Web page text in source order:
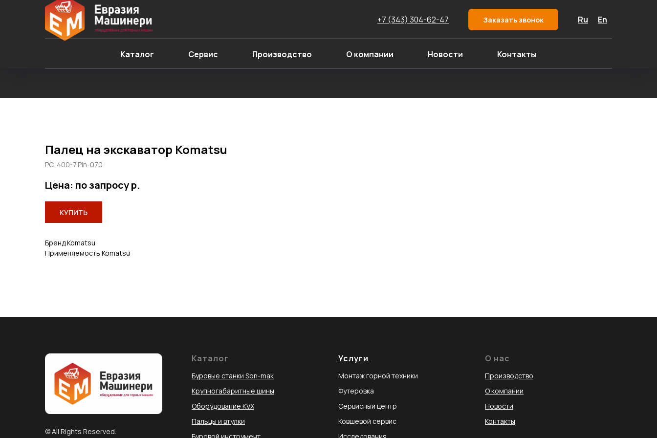
+7 (343) 304-62-47 Заказать звонок Ru En
Каталог Сервис Производство О компании Новости Контакты
Палец на экскаватор Komatsu
PC-400-7.Pin-070
Цена: по запросур.
КУПИТЬ
Бренд Komatsu
Применяемость Komatsu
© All Rights Reserved.
Каталог
Буровые станки Son-mak
Крупногабаритные шины
Оборудование KVX
Пальцы и втулки
Услуги
Монтаж горной техники
Футеровка
Сервисный центр
Ковшевой сервис
О нас
Производство
О компании
Новости
Контакты